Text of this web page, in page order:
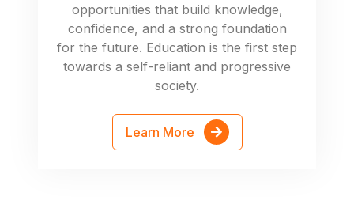
opportunities that build knowledge,
confidence, and a strong foundation
for the future. Education is the first step
towards a self-reliant and progressive
society.
Learn More